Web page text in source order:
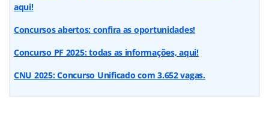
aqui!
Concursos abertos: confira as oportunidades!
Concurso PF 2025: todas as informações, aqui!
CNU 2025: Concurso Unificado com 3.652 vagas.